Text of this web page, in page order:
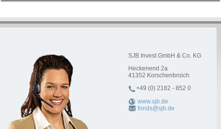
SJB Invest GmbH & Co. KG
Heckenend 2a
41352 Korschenbroich
+49 (0) 2182 - 852 0
www.sjb.de
fonds@sjb.de